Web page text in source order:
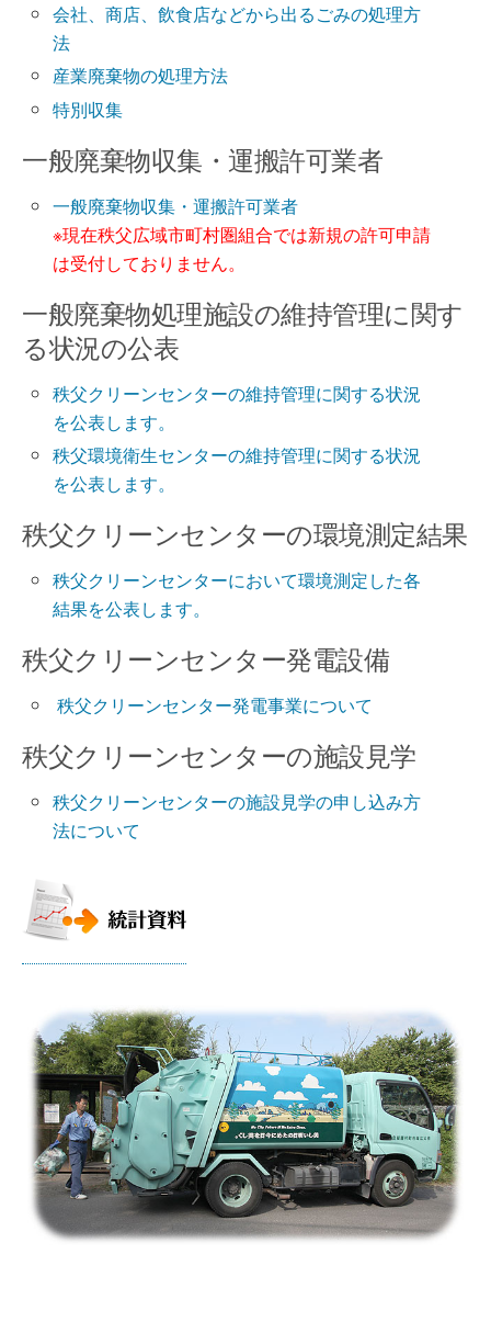
会社、商店、飲食店などから出るごみの処理方
法
産業廃棄物の処理方法
特別収集
一般廃棄物収集・運搬許可業者
一般廃棄物収集・運搬許可業者
※現在秩父広域市町村圏組合では新規の許可申請
は受付しておりません。
一般廃棄物処理施設の維持管理に関す
る状況の公表
秩父クリーンセンターの維持管理に関する状況
を公表します。
秩父環境衛生センターの維持管理に関する状況
を公表します。
秩父クリーンセンターの環境測定結果
秩父クリーンセンターにおいて環境測定した各
結果を公表します。
秩父クリーンセンター発電設備
秩父クリーンセンター発電事業について
秩父クリーンセンターの施設見学
秩父クリーンセンターの施設見学の申し込み方
法について